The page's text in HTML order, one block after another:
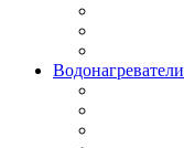
Водонагреватели